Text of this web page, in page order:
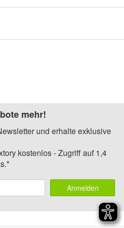
mehr!
und erhalte exklusive
kostenlos - Zugriff auf 1,4
Anmelden